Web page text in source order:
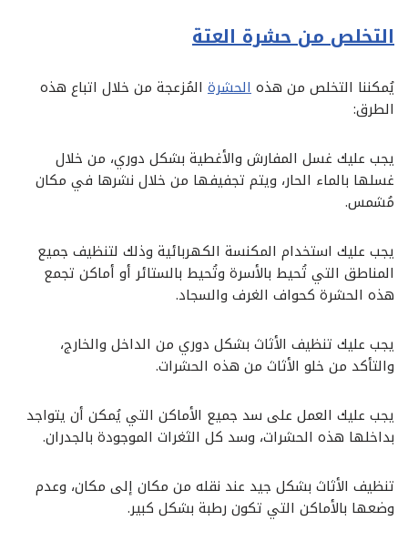
التخلص من حشرة العتة
يُمكننا التخلص من هذهالحشرة المُزعجة من خلال اتباع هذه
الطرق:
يجب عليك غسل المفارش والأغطية بشكل دوري، من خلال
غسلها بالماء الحار، ويتم تجفيفها من خلال نشرها في مكان
مُشمس.
يجب عليك استخدام المكنسة الكهربائية وذلك لتنظيف جميع
المناطق التي تُحيط بالأسرة وتُحيط بالستائر أو أماكن تجمع
هذه الحشرة كحواف الغرف والسجاد.
يجب عليك تنظيف الأثاث بشكل دوري من الداخل والخارج،
والتأكد من خلو الأثاث من هذه الحشرات.
يجب عليك العمل على سد جميع الأماكن التي يُمكن أن يتواجد
بداخلها هذه الحشرات، وسد كل الثغرات الموجودة بالجدران.
تنظيف الأثاث بشكل جيد عند نقله من مكان إلى مكان، وعدم
وضعها بالأماكن التي تكون رطبة بشكل كبير.